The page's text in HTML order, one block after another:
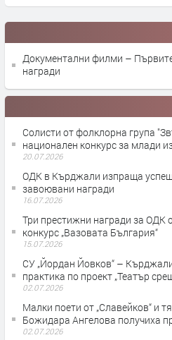
Документални филми –
награди
Солисти от фолклорна група
национален конкурс за млади
20.07.2026
ОДК в Кърджали изпраща
завоювани награди
16.07.2026
Три престижни награди за ОДК
конкурс „Вазовата България“
15.07.2026
СУ „Йордан Йовков“ –
практика по проект „Театър
02.07.2026
Малки поети от „Славейков“ и
Божидара Ангелова получиха
02.07.2026